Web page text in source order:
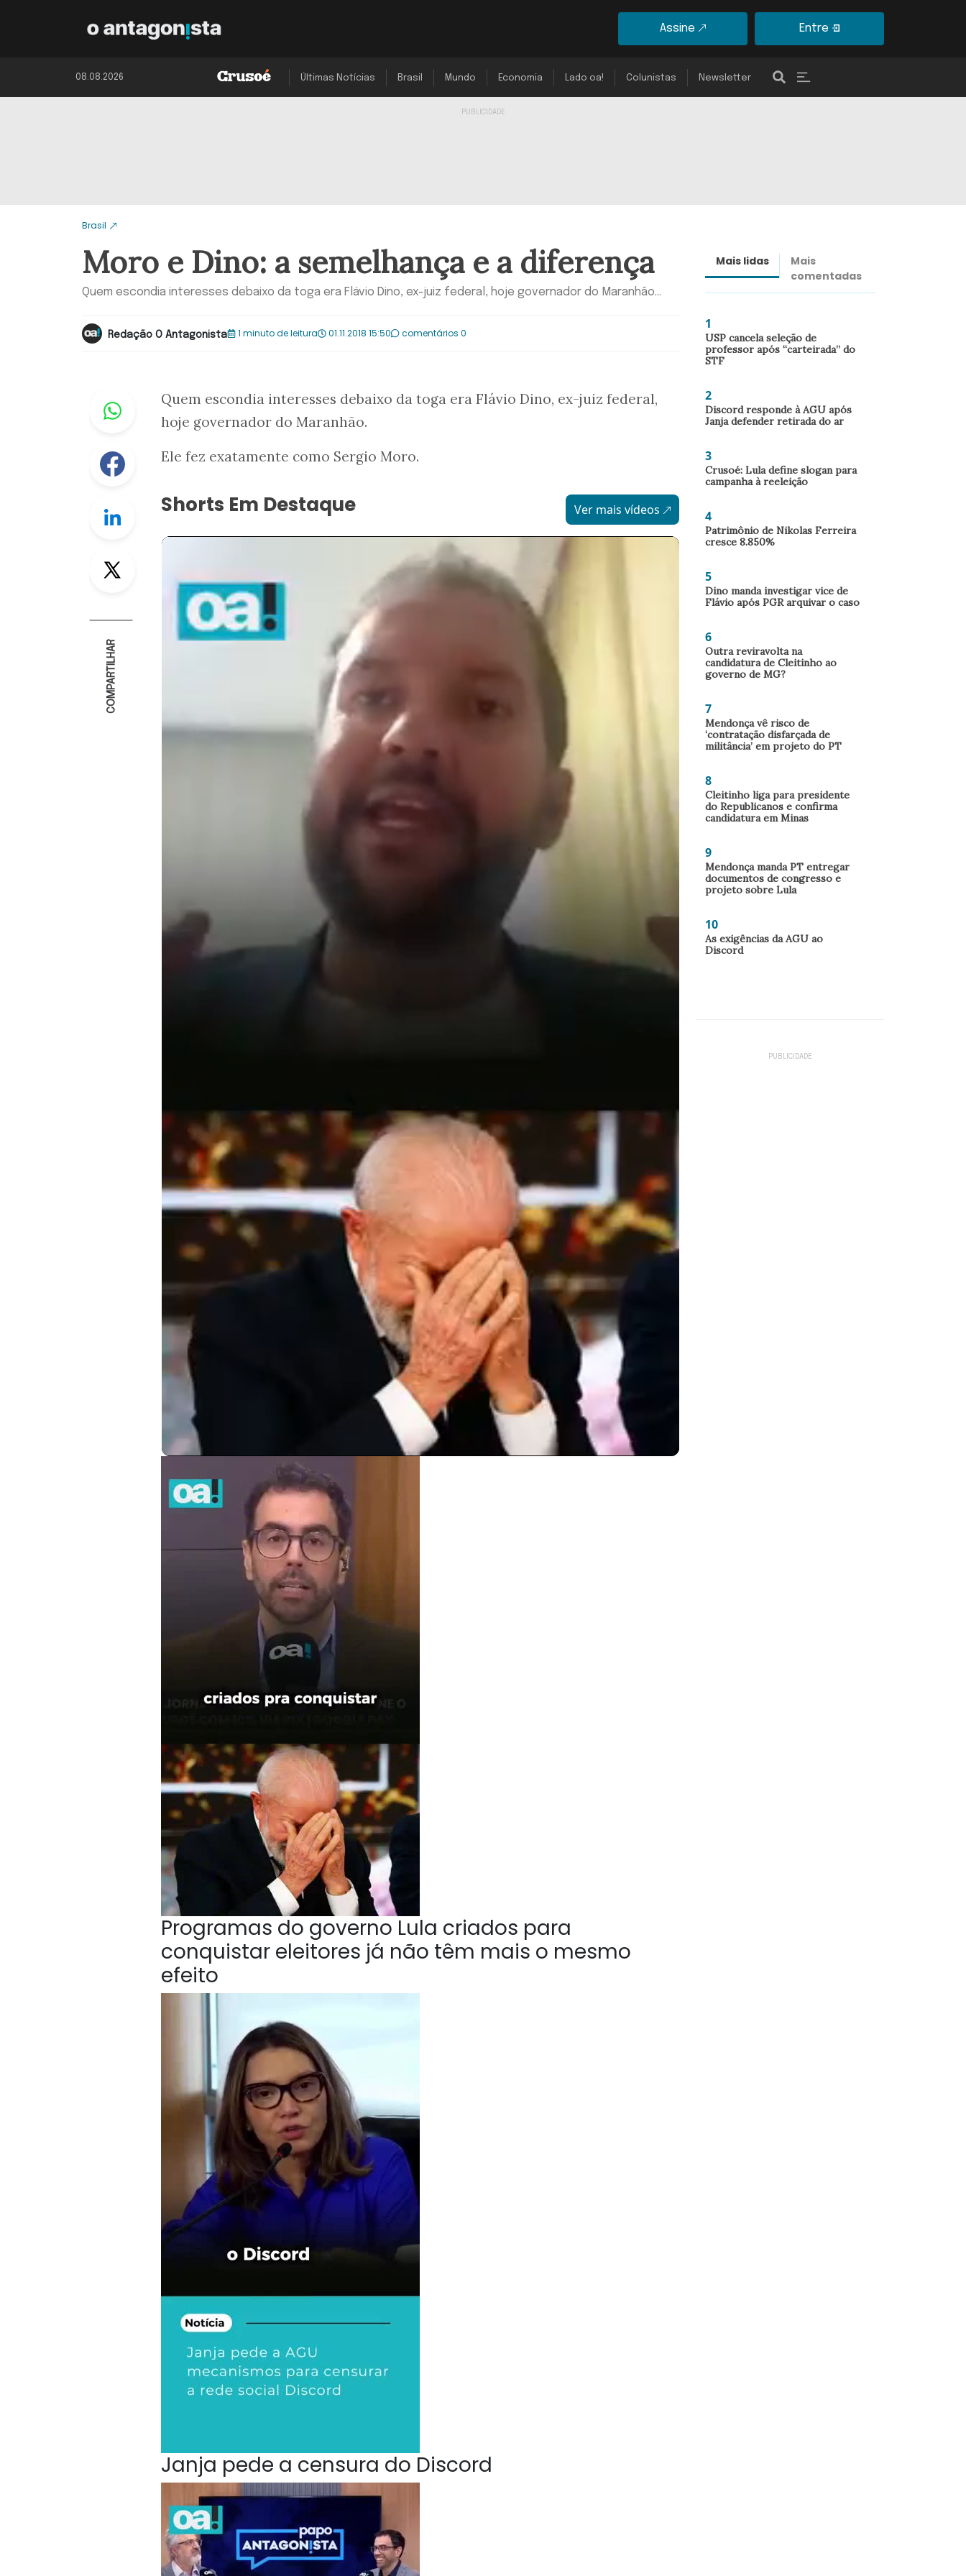
Assine Entre
08.08.2026 Últimas Notícias Brasil Mundo Economia Lado oa! Colunistas Newsletter
Brasil
Moro e Dino: a semelhança e a diferença
Quem escondia interesses debaixo da toga era Flávio Dino, ex-juiz federal, hoje governador do Maranhão...
Redação O Antagonista 1 minuto de leitura 01.11.2018 15:50 comentários 0
Whastapp
Facebook
Linkedin
COMPARTILHAR
Quem escondia interesses debaixo da toga era Flávio Dino, ex-juiz federal,
hoje governador do Maranhão.
Ele fez exatamente como Sergio Moro.
Shorts Em Destaque Ver mais vídeos
Programas do governo Lula criados para
conquistar eleitores já não têm mais o mesmo
efeito
Janja pede a censura do Discord
Mais lidas
Mais
comentadas
1
USP cancela seleção de
professor após “carteirada” do
STF
2
Discord responde à AGU após
Janja defender retirada do ar
3
Crusoé: Lula define slogan para
campanha à reeleição
4
Patrimônio de Nikolas Ferreira
cresce 8.850%
5
Dino manda investigar vice de
Flávio após PGR arquivar o caso
6
Outra reviravolta na
candidatura de Cleitinho ao
governo de MG?
7
Mendonça vê risco de
‘contratação disfarçada de
militância’ em projeto do PT
8
Cleitinho liga para presidente
do Republicanos e confirma
candidatura em Minas
9
Mendonça manda PT entregar
documentos de congresso e
projeto sobre Lula
10
As exigências da AGU ao
Discord